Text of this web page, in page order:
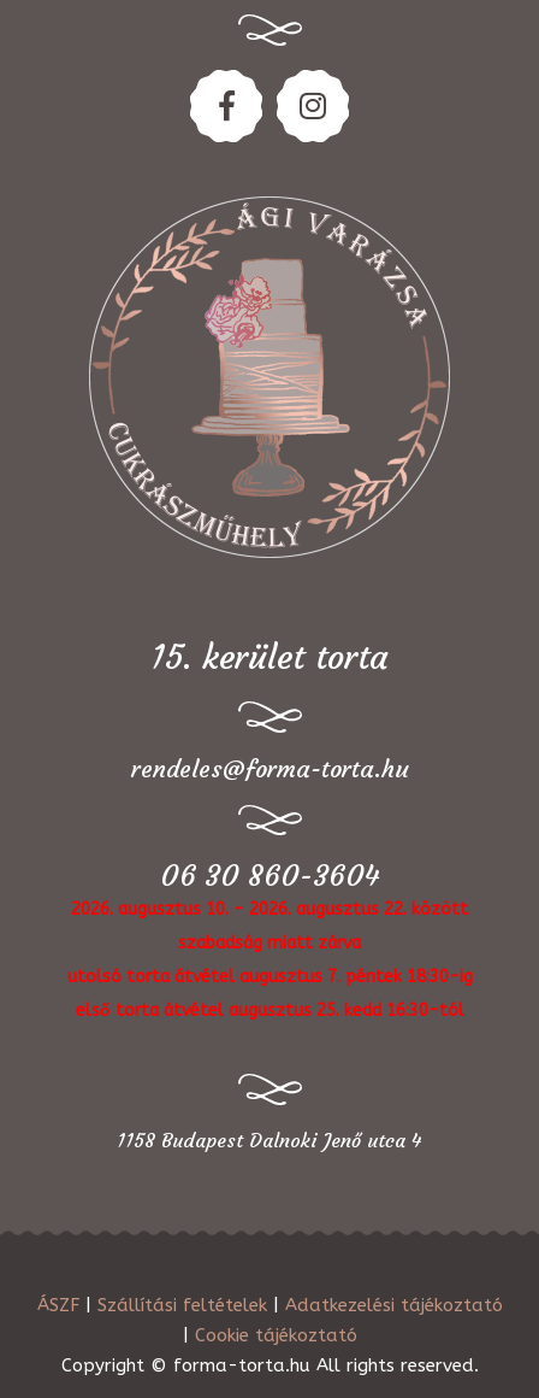
15. kerület torta
rendeles@forma-torta.hu
06 30 860-3604
2026. augusztus 10. - 2026. augusztus 22. között
szabadság miatt zárva
utolsó torta átvétel augusztus 7. péntek 18:30-ig
első torta átvétel augusztus 25. kedd 16:30-tól
1158 Budapest Dalnoki Jenő utca 4
ÁSZF| Szállítási feltételek| Adatkezelési tájékoztató
Cookie tájékoztató
Copyright © forma-torta.hu All rights reserved.